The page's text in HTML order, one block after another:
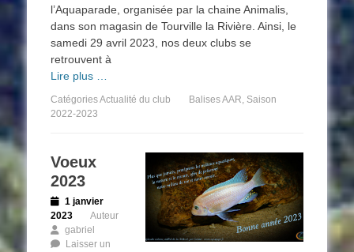
l’Aquaparade, organisée par la chaine Animalis,
dans son magasin de Tourville la Rivière. Ainsi, le
samedi 29 avril 2023, nos deux clubs se
retrouvent à
Lire plus …
CatégoriesActualité du club BalisesAAR, Saison
2022-2023
Voeux
2023
Posted
on
1 janvier
2023
Auteur
gabriel
Laisser un